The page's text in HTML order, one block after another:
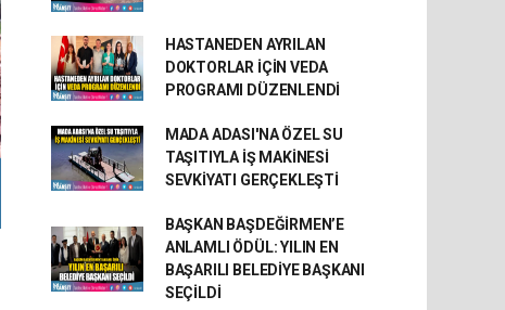
HASTANEDEN AYRILAN
DOKTORLAR İÇİN VEDA
PROGRAMI DÜZENLENDİ
MADA ADASI'NA ÖZEL SU
TAŞITIYLA İŞ MAKİNESİ
SEVKİYATI GERÇEKLEŞTİ
BAŞKAN BAŞDEĞİRMEN’E
ANLAMLI ÖDÜL: YILIN EN
BAŞARILI BELEDİYE BAŞKANI
SEÇİLDİ